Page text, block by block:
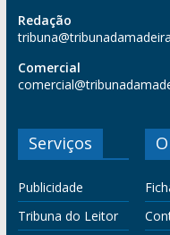
Redação
Comercial
Serviços
Publicidade
Tribuna do Leitor